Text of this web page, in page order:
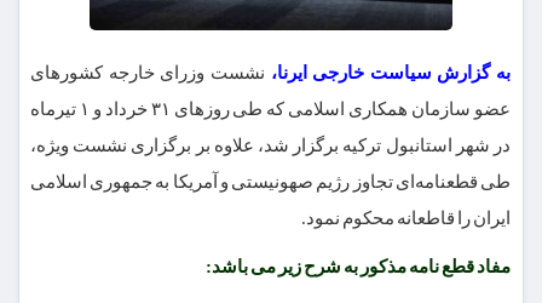
به گزارش سیاست خارجی ایرنا، نشست وزرای خارجه کشورهای
عضو سازمان همکاری اسلامی که طی روزهای ۳۱ خرداد و ۱ تیرماه
در شهر استانبول ترکیه برگزار شد، علاوه بر برگزاری نشست ویژه،
طی قطعنامه‌ای تجاوز رژیم صهونیستی و آمریکا به جمهوری اسلامی
ایران را قاطعانه محکوم نمود.
مفاد قطع نامه مذکور به شرح زیر می باشد: